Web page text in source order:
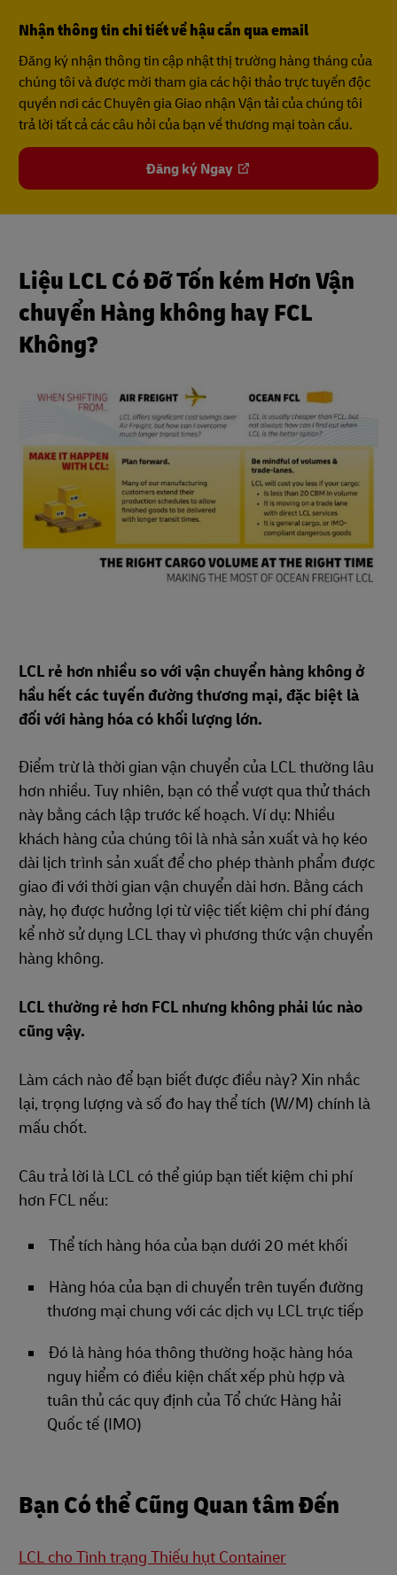
Nhận thông tin chi tiết về hậu cần qua email
Đăng ký nhận thông tin cập nhật thị trường hàng tháng của
chúng tôi và được mời tham gia các hội thảo trực tuyến độc
quyền nơi các Chuyên gia Giao nhận Vận tải của chúng tôi
trả lời tất cả các câu hỏi của bạn về thương mại toàn cầu.
Đăng ký Ngay
Liệu LCL Có Đỡ Tốn kém Hơn Vận
chuyển Hàng không hay FCL
Không?
LCL rẻ hơn nhiều so với vận chuyển hàng không ở
hầu hết các tuyến đường thương mại, đặc biệt là
đối với hàng hóa có khối lượng lớn.
Điểm trừ là thời gian vận chuyển của LCL thường lâu
hơn nhiều. Tuy nhiên, bạn có thể vượt qua thử thách
này bằng cách lập trước kế hoạch. Ví dụ: Nhiều
khách hàng của chúng tôi là nhà sản xuất và họ kéo
dài lịch trình sản xuất để cho phép thành phẩm được
giao đi với thời gian vận chuyển dài hơn. Bằng cách
này, họ được hưởng lợi từ việc tiết kiệm chi phí đáng
kể nhờ sử dụng LCL thay vì phương thức vận chuyển
hàng không.
LCL thường rẻ hơn FCL nhưng không phải lúc nào
cũng vậy.
Làm cách nào để bạn biết được điều này? Xin nhắc
lại, trọng lượng và số đo hay thể tích (W/M) chính là
mấu chốt.
Câu trả lời là LCL có thể giúp bạn tiết kiệm chi phí
hơn FCL nếu:
Thể tích hàng hóa của bạn dưới 20 mét khối
Hàng hóa của bạn di chuyển trên tuyến đường
thương mại chung với các dịch vụ LCL trực tiếp
Đó là hàng hóa thông thường hoặc hàng hóa
nguy hiểm có điều kiện chất xếp phù hợp và
tuân thủ các quy định của Tổ chức Hàng hải
Quốc tế (IMO)
Bạn Có thể Cũng Quan tâm Đến
LCL cho Tình trạng Thiếu hụt Container